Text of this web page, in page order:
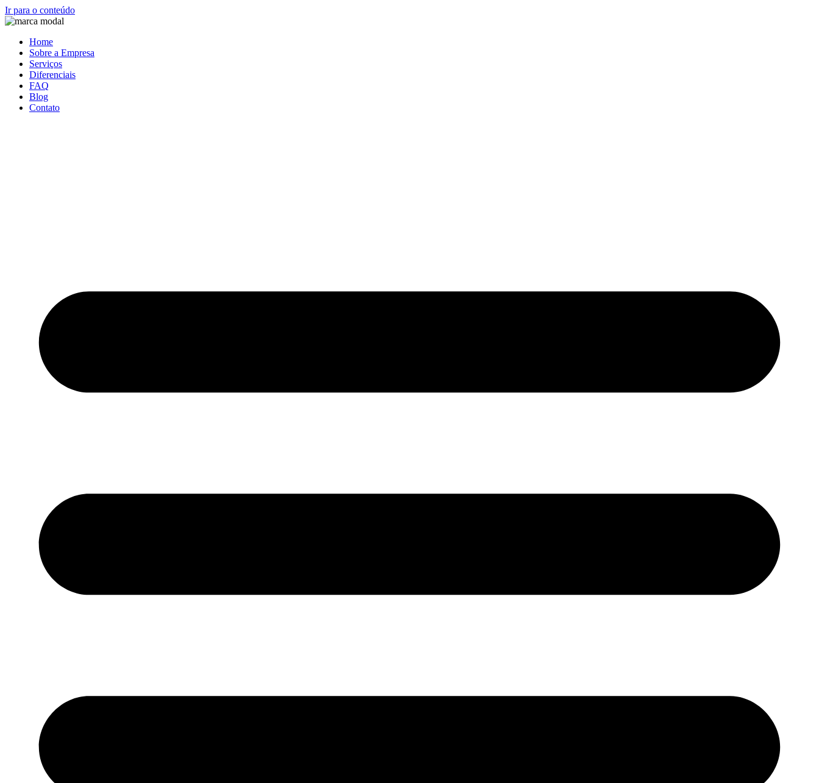
Ir para o conteúdo
Home
Sobre a Empresa
Serviços
Diferenciais
FAQ
Blog
Contato